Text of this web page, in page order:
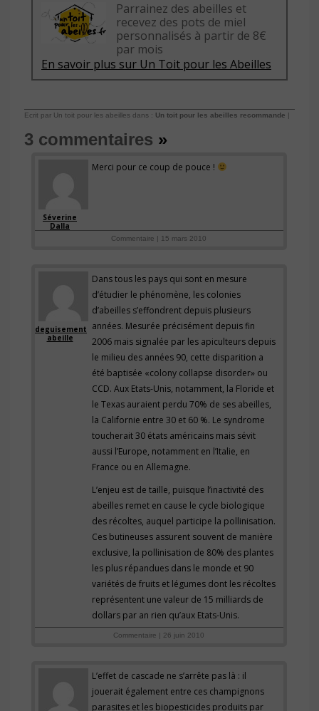
Parrainez des abeilles et
recevez des pots de miel
personnalisés à partir de 8€
par mois
En savoir plus sur Un Toit pour les Abeilles
Ecrit par Un toit pour les abeilles dans : Un toit pour les abeilles recommande |
3 commentaires »
Séverine
Dalla
Merci pour ce coup de pouce !
Commentaire | 15 mars 2010
deguisement
abeille
Dans tous les pays qui sont en mesure
d’étudier le phénomène, les colonies
d’abeilles s’effondrent depuis plusieurs
années. Mesurée précisément depuis fin
2006 mais signalée par les apiculteurs depuis
le milieu des années 90, cette disparition a
été baptisée «colony collapse disorder» ou
CCD. Aux Etats-Unis, notamment, la Floride et
le Texas auraient perdu 70% de ses abeilles,
la Californie entre 30 et 60 %. Le syndrome
toucherait 30 états américains mais sévit
aussi l’Europe, notamment en l’Italie, en
France ou en Allemagne.
L’enjeu est de taille, puisque l’inactivité des
abeilles remet en cause le cycle biologique
des récoltes, auquel participe la pollinisation.
Ces butineuses assurent souvent de manière
exclusive, la pollinisation de 80% des plantes
les plus répandues dans le monde et 90
variétés de fruits et légumes dont les récoltes
représentent une valeur de 15 milliards de
dollars par an rien qu’aux Etats-Unis.
Commentaire | 26 juin 2010
L’effet de cascade ne s’arrête pas là : il
jouerait également entre ces champignons
parasites et les biopesticides produits par